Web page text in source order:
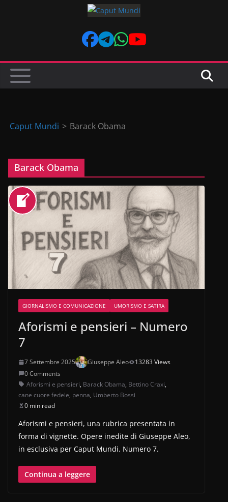
Caput Mundi > Barack Obama
Barack Obama
GIORNALISMO E COMUNICAZIONE UMORISMO E SATIRA
Aforismi e pensieri – Numero
7
7 Settembre 2025 Giuseppe Aleo
13283 Views
0 Comments
Aforismi e pensieri, Barack Obama, Bettino Craxi,
cane cuore fedele, penna, Umberto Bossi
0 min read
Aforismi e pensieri, una rubrica presentata in
forma di vignette. Opere inedite di Giuseppe Aleo,
in esclusiva per Caput Mundi. Numero 7.
Continua a leggere